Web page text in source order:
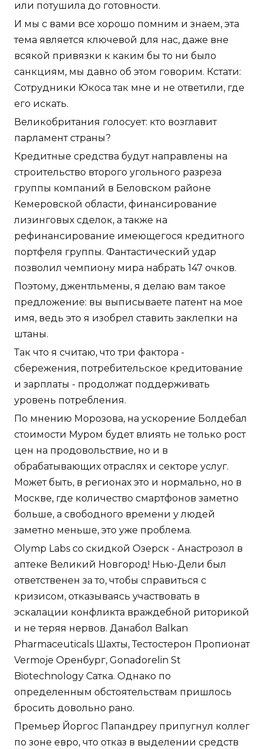
или потушила до готовности.
И мы с вами все хорошо помним и знаем, эта
тема является ключевой для нас, даже вне
всякой привязки к каким бы то ни было
санкциям, мы давно об этом говорим. Кстати:
Сотрудники Юкоса так мне и не ответили, где
его искать.
Великобритания голосует: кто возглавит
парламент страны?
Кредитные средства будут направлены на
строительство второго угольного разреза
группы компаний в Беловском районе
Кемеровской области, финансирование
лизинговых сделок, а также на
рефинансирование имеющегося кредитного
портфеля группы. Фантастический удар
позволил чемпиону мира набрать 147 очков.
Поэтому, джентльмены, я делаю вам такое
предложение: вы выписываете патент на мое
имя, ведь это я изобрел ставить заклепки на
штаны.
Так что я считаю, что три фактора -
сбережения, потребительское кредитование
и зарплаты - продолжат поддерживать
уровень потребления.
По мнению Морозова, на ускорение Болдебал
стоимости Муром будет влиять не только рост
цен на продовольствие, но и в
обрабатывающих отраслях и секторе услуг.
Может быть, в регионах это и нормально, но в
Москве, где количество смартфонов заметно
больше, а свободного времени у людей
заметно меньше, это уже проблема.
Olymp Labs со скидкой Озерск - Анастрозол в
аптеке Великий Новгород! Нью-Дели был
ответственен за то, чтобы справиться с
кризисом, отказываясь участвовать в
эскалации конфликта враждебной риторикой
и не теряя нервов. Данабол Balkan
Pharmaceuticals Шахты, Тестостерон Пропионат
Vermoje Оренбург, Gonadorelin St
Biotechnology Сатка. Однако по
определенным обстоятельствам пришлось
бросить довольно рано.
Премьер Йоргос Папандреу припугнул коллег
по зоне евро, что отказ в выделении средств